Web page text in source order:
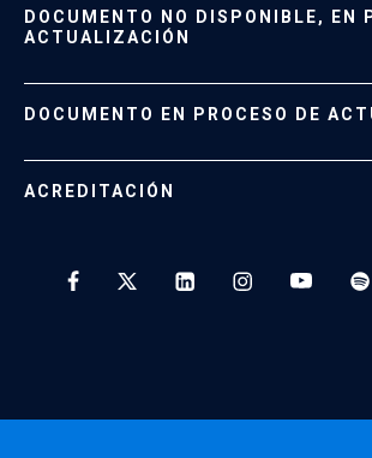
Formas de Pago
Políticas de Retiro, Devolución e
DOCUMENTO NO DISPONIBLE, EN
ACTUALIZACIÓN
Documento No Disponible
DOCUMENTO EN PROCESO DE
ACREDITACIÓN